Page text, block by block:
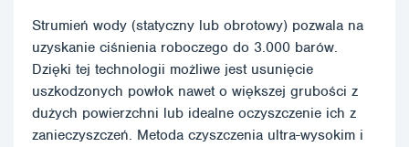
Strumień wody (statyczny lub obrotowy) pozwala na
uzyskanie ciśnienia roboczego do 3.000 barów.
Dzięki tej technologii możliwe jest usunięcie
uszkodzonych powłok nawet o większej grubości z
dużych powierzchni lub idealne oczyszczenie ich z
zanieczyszczeń. Metoda czyszczenia ultra-wysokim i